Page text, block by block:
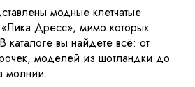
модные клетчатые
Дресс», мимо которых
вы найдете всё: от
моделей из шотландки до
молнии.